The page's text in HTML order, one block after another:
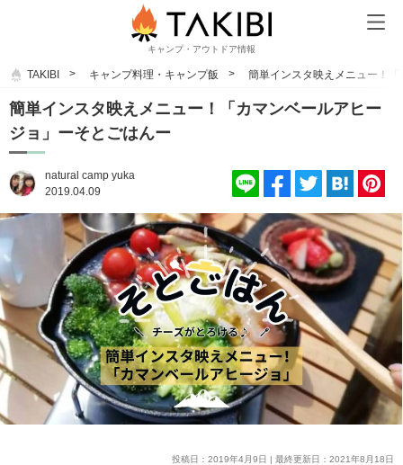
キャンプ・アウトドア情報
TAKIBI キャンプ料理・キャンプ飯 簡単インスタ映えメニュー！
簡単インスタ映えメニュー！「カマンベールアヒー
ジョ」ーそとごはんー
natural camp yuka
2019.04.09
投稿日：2019年4月9日 | 最終更新日：2021年8月18日